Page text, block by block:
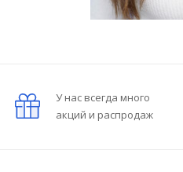
У нас всегда много
акций и распродаж